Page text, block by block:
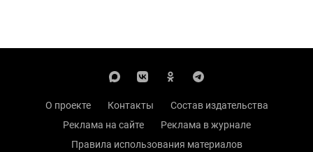
О проекте Контакты
Состав издательства
Реклама на сайте
Реклама в журнале
Правила использования материалов